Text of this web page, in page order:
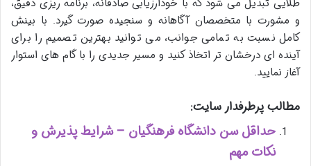
طلایی تبدیل می شود که با خودارزیابی صادقانه، برنامه ریزی دقیق،
و مشورت با متخصصان آگاهانه و سنجیده صورت گیرد. با بینش
کامل نسبت به تمامی جوانب، می توانید بهترین تصمیم را برای
آینده ای درخشان تر اتخاذ کنید و مسیر جدیدی را با گام های استوار
آغاز نمایید.
مطالب پرطرفدار سایت:
حداقل سن دانشگاه فرهنگیان – شرایط پذیرش و
نکات مهم